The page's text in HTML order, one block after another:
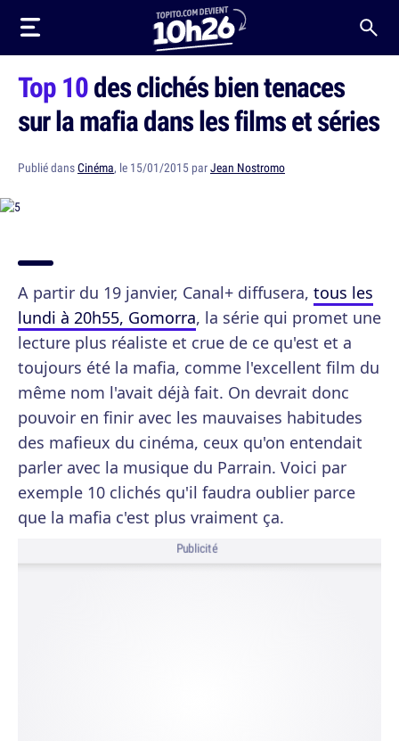
Top 10des clichés bien tenaces
sur la mafia dans les films et séries
Publié dansCinéma, le 15/01/2015 parJean Nostromo
A partir du 19 janvier, Canal+ diffusera, tous les
lundi à 20h55, Gomorra, la série qui promet une
lecture plus réaliste et crue de ce qu'est et a
toujours été la mafia, comme l'excellent film du
même nom l'avait déjà fait. On devrait donc
pouvoir en finir avec les mauvaises habitudes
des mafieux du cinéma, ceux qu'on entendait
parler avec la musique du Parrain. Voici par
exemple 10 clichés qu'il faudra oublier parce
que la mafia c'est plus vraiment ça.
Publicité